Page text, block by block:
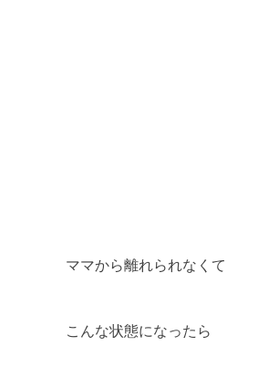
ママから離れられなくて
こんな状態になったら